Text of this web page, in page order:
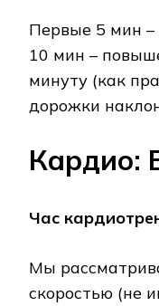
Первые 5 мин –
10 мин –
минуту (как
дорожки
Кардио:
Час
Мы
скоростью (не